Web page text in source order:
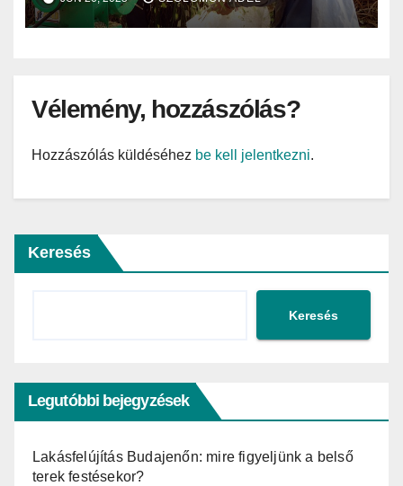
Vélemény, hozzászólás?
Hozzászólás küldéséhez be kell jelentkezni.
Keresés
Keresés
Legutóbbi bejegyzések
Lakásfelújítás Budajenőn: mire figyeljünk a belső
terek festésekor?